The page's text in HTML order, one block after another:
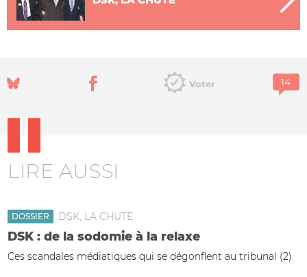
Voter
LIRE AUSSI
DOSSIER DSK, LA CHUTE
DSK : de la sodomie à la relaxe
Ces scandales médiatiques qui se dégonflent au tribunal (2)